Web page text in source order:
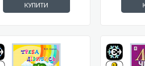
КУПИТИ